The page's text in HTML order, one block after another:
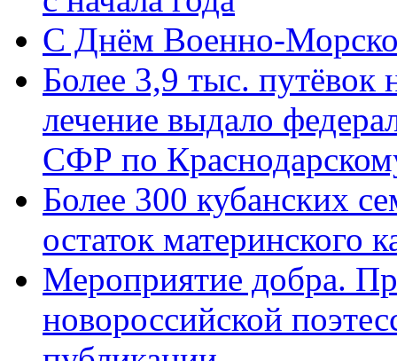
C Днём Военно-
Более 3,9 тыс. путёвок
лечение выдало
СФР по
Более 300 кубанских
остаток материнского
Мероприятие добра.
новороссийской